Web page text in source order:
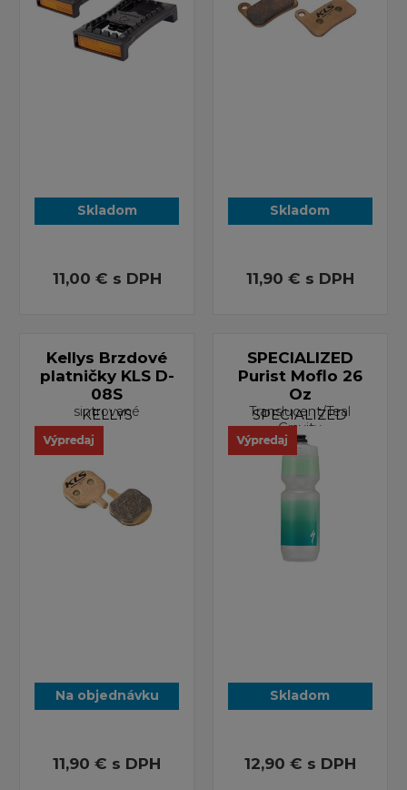
Skladom
11,00 € s DPH
Skladom
11,90 € s DPH
Kellys Brzdové
platničky KLS D-
08S
sintrované
KELLYS
Na objednávku
11,90 € s DPH
SPECIALIZED
Purist Moflo 26
Oz
Translucent/Teal
Gravity
SPECIALIZED
Skladom
12,90 € s DPH